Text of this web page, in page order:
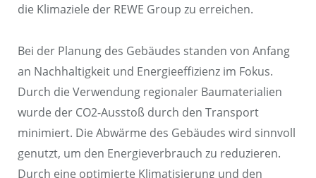
die Klimaziele der REWE Group zu erreichen.
Bei der Planung des Gebäudes standen von Anfang
an Nachhaltigkeit und Energieeffizienz im Fokus.
Durch die Verwendung regionaler Baumaterialien
wurde der CO2-Ausstoß durch den Transport
minimiert. Die Abwärme des Gebäudes wird sinnvoll
genutzt, um den Energieverbrauch zu reduzieren.
Durch eine optimierte Klimatisierung und den